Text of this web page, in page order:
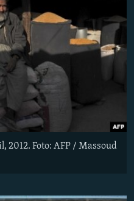
2012. Foto: AFP / Massoud